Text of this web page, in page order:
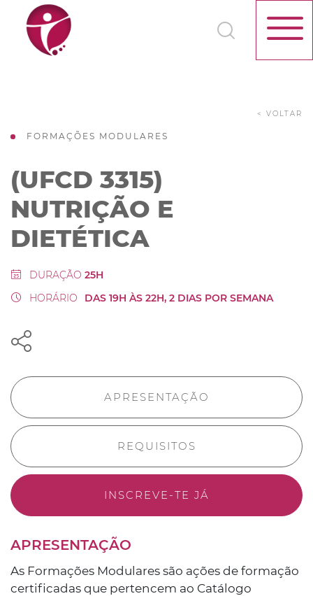
FORMAÇÕES MODULARES
< VOLTAR
(UFCD 3315)
NUTRIÇÃO E
DIETÉTICA
DURAÇÃO 25H
HORÁRIO
DAS 19H ÀS 22H, 2 DIAS POR SEMANA
APRESENTAÇÃO
As Formações Modulares são ações de formação
certificadas que pertencem ao Catálogo
APRESENTAÇÃO
REQUISITOS
INSCREVE-TE JÁ